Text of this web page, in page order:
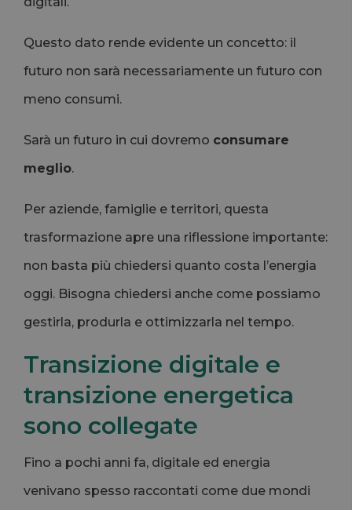
Questo dato rende evidente un concetto: il
futuro non sarà necessariamente un futuro con
meno consumi.
Sarà un futuro in cui dovremo consumare
meglio.
Per aziende, famiglie e territori, questa
trasformazione apre una riflessione importante:
non basta più chiedersi quanto costa l’energia
oggi. Bisogna chiedersi anche come possiamo
gestirla, produrla e ottimizzarla nel tempo.
Transizione digitale e
transizione energetica
sono collegate
Fino a pochi anni fa, digitale ed energia
venivano spesso raccontati come due mondi